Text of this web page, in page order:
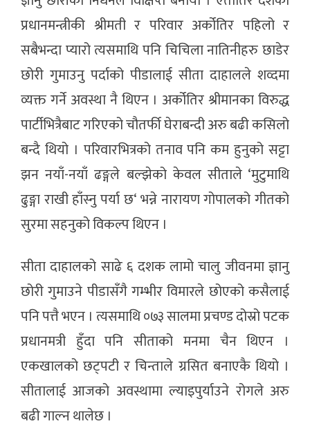
प्रधानमन्त्रीकी श्रीमती र परिवार अर्कोतिर पहिलो र
सबैभन्दा प्यारो त्यसमाथि पनि चिचिला नातिनीहरु छाडेर
छोरी गुमाउनु पर्दाको पीडालाई सीता दाहालले शव्दमा
व्यक्त गर्ने अवस्था नै थिएन । अर्कोतिर श्रीमानका विरुद्ध
पार्टीभित्रैबाट गरिएको चौतर्फी घेराबन्दी अरु बढी कसिलो
बन्दै थियो । परिवारभित्रको तनाव पनि कम हुनुको सट्टा
झन नयाँ-नयाँ ढङ्गले बल्झेको केवल सीताले ‘मुटुमाथि
ढुङ्गा राखी हाँस्नु पर्या छ‘ भन्ने नारायण गोपालको गीतको
सुरमा सहनुको विकल्प थिएन ।
सीता दाहालको साढे ६ दशक लामो चालु जीवनमा ज्ञानु
छोरी गुमाउने पीडासँगै गम्भीर विमारले छोएको कसैलाई
पनि पत्तै भएन । त्यसमाथि ०७३ सालमा प्रचण्ड दोस्रो पटक
प्रधानमत्री हुँदा पनि सीताको मनमा चैन थिएन ।
एकखालको छट्पटी र चिन्ताले ग्रसित बनाएकै थियो ।
सीतालाई आजको अवस्थामा ल्याइपुर्याउने रोगले अरु
बढी गाल्न थालेछ ।